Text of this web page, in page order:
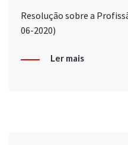
Resolução sobre a
06-2020)
Ler mais